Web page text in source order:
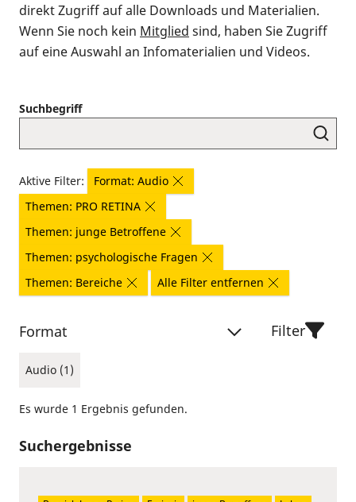
direkt Zugriff auf alle Downloads und Materialien.
Wenn Sie noch kein Mitglied sind, haben Sie Zugriff
auf eine Auswahl an Infomaterialien und Videos.
Suchbegriff
Aktive Filter:
Format: Audio
Themen: PRO RETINA
Themen: junge Betroffene
Themen: psychologische Fragen
Themen: Bereiche
Alle Filter entfernen
Format
Audio (1)
Filter
Es wurde 1 Ergebnis gefunden.
Suchergebnisse